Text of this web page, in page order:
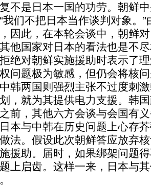
不是日本一国的功劳。朝鲜
我们不把日本当作谈判对象。
因此，在本轮会谈中，朝鲜
他国家对日本的看法也是不
绝对朝鲜实施援助时表示了
问题极为敏感，但仍会将核
韩两国则强烈主张不过度刺
，就为其提供电力支援。韩
前，其他六方会谈与会国有
本与中韩在历史问题上心存
法。假设此次朝鲜答应放弃
援助。届时，如果绑架问题
上启齿。这样一来，日本与